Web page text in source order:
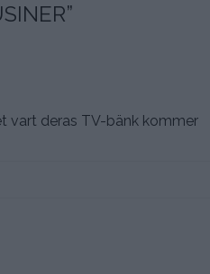
”
vart deras TV-bänk kommer